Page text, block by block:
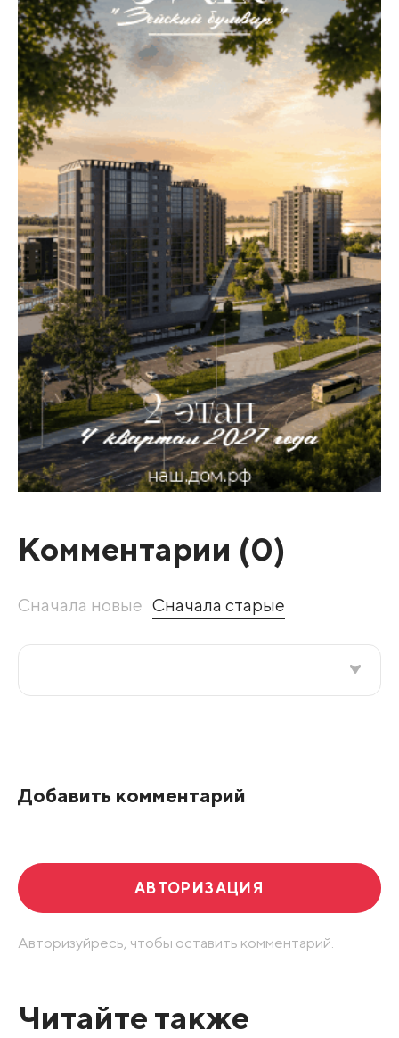
Комментарии (0)
Сначала новые Сначала старые
Добавить комментарий
АВТОРИЗАЦИЯ
Авторизуйресь, чтобы оставить комментарий.
Читайте также